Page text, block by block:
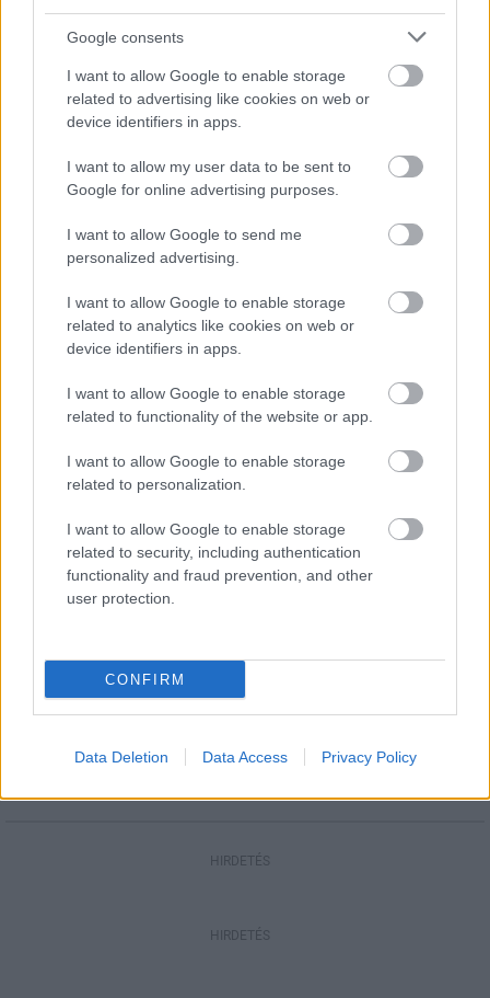
Google consents
I want to allow Google to enable storage
related to advertising like cookies on web or
device identifiers in apps.
I want to allow my user data to be sent to
Google for online advertising purposes.
I want to allow Google to send me
personalized advertising.
I want to allow Google to enable storage
related to analytics like cookies on web or
device identifiers in apps.
I want to allow Google to enable storage
related to functionality of the website or app.
I want to allow Google to enable storage
related to personalization.
I want to allow Google to enable storage
related to security, including authentication
functionality and fraud prevention, and other
user protection.
CONFIRM
Data Deletion Data Access Privacy Policy
HÍRLEVÉL
adatvédelmi
szabályzatot!
Megérkezett az eső a Duna vízgyűjtőjére
Aktuális
Paks II.: Mit jelent az 5. blokk új
Helyi hírek
másodfokúra csökken a riasztás
HIRDETÉS
HIRDETÉS